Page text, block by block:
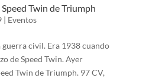
Twin de Triumph
| Eventos
civil. Era 1938 cuando
de Speed Twin. Ayer
Twin de Triumph. 97 CV,